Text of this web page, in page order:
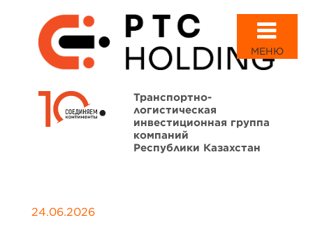
МЕНЮ
Транспортно-
логистическая
инвестиционная группа
компаний
Республики Казахстан
24.06.2026